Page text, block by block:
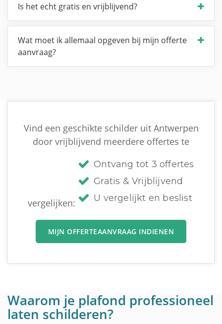
Is het echt gratis en vrijblijvend?
Wat moet ik allemaal opgeven bij mijn offerte
aanvraag?
Vind een geschikte schilder uit Antwerpen
door vrijblijvend meerdere offertes te
vergelijken:
Ontvang tot 3 offertes
Gratis & Vrijblijvend
U vergelijkt en beslist
MIJN OFFERTEAANVRAAG INDIENEN
Waarom je plafond professioneel
laten schilderen?